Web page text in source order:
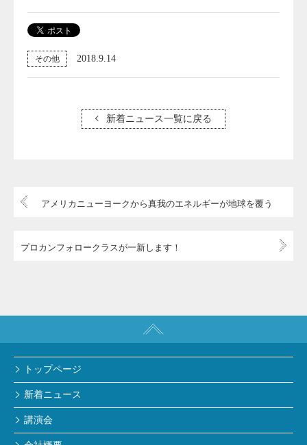
その他 2018.9.14
新着ニュース一覧に戻る
アメリカニューヨークから真我のエネルギーが地球を覆う
プロカンフォロークラスが一新します！
トップページ
新着ニュース
講演会